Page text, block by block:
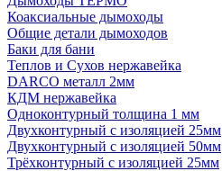
Коаксиальные дымоходы
Общие детали дымоходов
Баки для бани
Теплов и Сухов нержавейка
DARCO металл 2мм
КДМ нержавейка
Одноконтурный толщина 1 мм
Двухконтурный с изоляцией 25мм
Двухконтурный с изоляцией 50мм
Трёхконтурный с изоляцией 25мм